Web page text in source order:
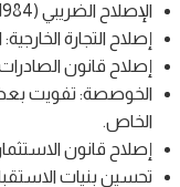
الإصلاح الضريبي (1984م): تحديث وتبسيط النظام الضريبي.
إصلاح التجارة
إصلاح قانون
الخوصصة: تفويت
الخاص.
إصلاح قانون
تحسين بنيات